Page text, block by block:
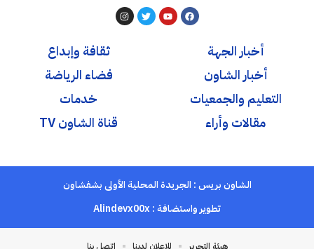
أخبار الجهة
أخبار الشاون
التعليم والجمعيات
مقالات وأراء
ثقافة وإبداع
فضاء الرياضة
خدمات
قناة الشاون TV
الشاون بريس : الجريدة المحلية الأولى بشفشاون
تطوير واستضافة : Alindevx00x
هيئة التحرير للإعلان لدينا اتصل بنا